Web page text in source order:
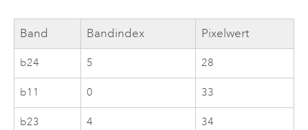
Band Bandindex Pixelwert
b24 5 28
b11 0 33
b23 4 34